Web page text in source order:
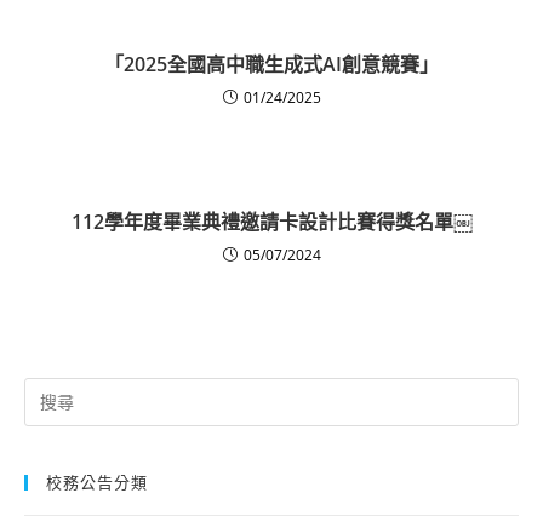
「2025全國高中職生成式AI創意競賽」
01/24/2025
112學年度畢業典禮邀請卡設計比賽得獎名單￼
05/07/2024
Search
for:
校務公告分類